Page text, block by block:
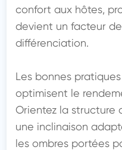
confort aux hôtes,
devient un facteur
différenciation.
Les bonnes
optimisent le
Orientez la structure
une inclinaison
les ombres portées